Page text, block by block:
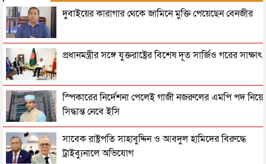
দুবাইয়ের কারাগার থেকে জামিনে মুক্তি পেয়েছেন বেনজীর
প্রধানমন্ত্রীর সঙ্গে যুক্তরাষ্ট্রের বিশেষ দূত সার্জিও গরের সাক্ষাৎ
স্পিকারের নির্দেশনা পেলেই গাজী নজরুলের এমপি পদ নিয়ে
সিদ্ধান্ত নেবে ইসি
সাবেক রাষ্ট্রপতি সাহাবুদ্দিন ও আবদুল হামিদের বিরুদ্ধে
ট্রাইব্যুনালে অভিযোগ